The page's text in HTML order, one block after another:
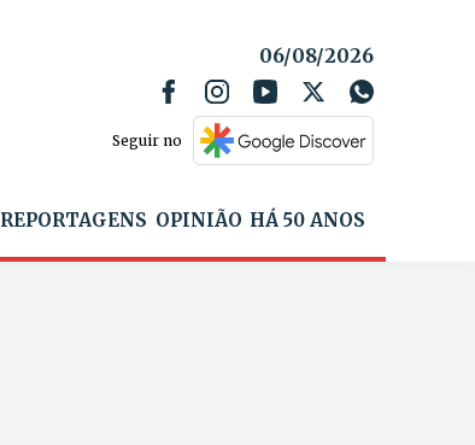
06/08/2026
Seguir no
REPORTAGENS OPINIÃO HÁ 50 ANOS